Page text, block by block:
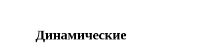
Динамические